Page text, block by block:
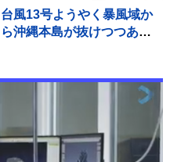
台風13号ようやく暴風域か
ら沖縄本島が抜けつつある
近中 11日ごろ本州付近に